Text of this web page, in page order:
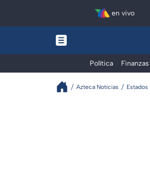
en vivo
Política Finanzas
Azteca Noticias Estados